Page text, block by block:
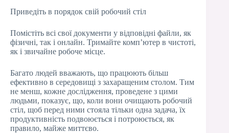
Приведіть в порядок свій робочий стіл
Помістіть всі свої документи у відповідні файли, як
фізичні, так і онлайн. Тримайте комп’ютер в чистоті,
як і звичайне робоче місце.
Багато людей вважають, що працюють більш
ефективно в середовищі з захаращеним столом. Тим
не менш, кожне дослідження, проведене з цими
людьми, показує, що, коли вони очищають робочий
стіл, щоб перед ними стояла тільки одна задача, їх
продуктивність подвоюється і потроюється, як
правило, майже миттєво.